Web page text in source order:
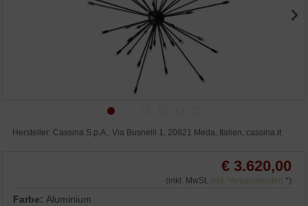
Hersteller: Cassina S.p.A., Via Busnelli 1, 20821 Meda, Italien, cassina.it
€ 3.620,00
(inkl. MwSt. inkl. Versandkosten *)
Farbe:Aluminium